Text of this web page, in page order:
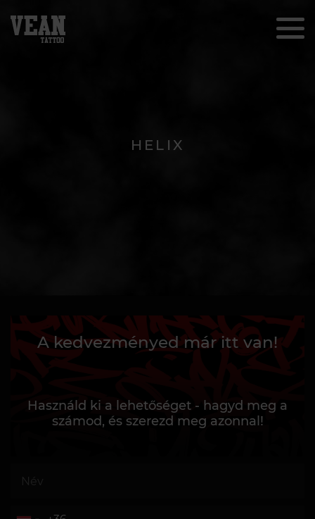
HELIX
A kedvezményed már itt van!
Használd ki a lehetőséget - hagyd meg a
számod, és szerezd meg azonnal!